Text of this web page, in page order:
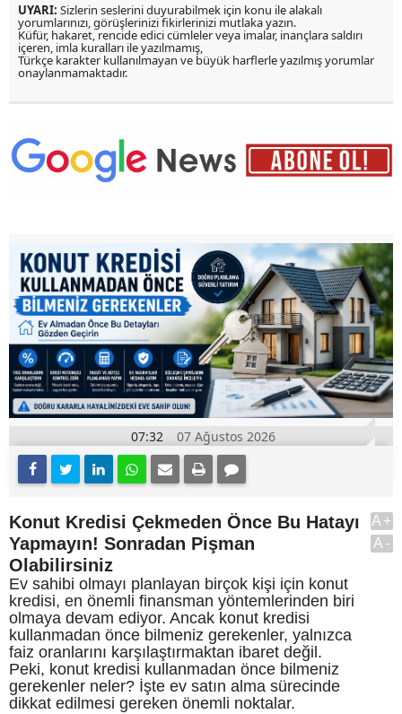
UYARI: Sizlerin seslerini duyurabilmek için konu ile alakalı
yorumlarınızı, görüşlerinizi fikirlerinizi mutlaka yazın.
Küfür, hakaret, rencide edici cümleler veya imalar, inançlara saldırı
içeren, imla kuralları ile yazılmamış,
Türkçe karakter kullanılmayan ve büyük harflerle yazılmış yorumlar
onaylanmamaktadır.
07:32 07 Ağustos 2026
Konut Kredisi Çekmeden Önce Bu Hatayı
Yapmayın! Sonradan Pişman
Olabilirsiniz
Ev sahibi olmayı planlayan birçok kişi için konut
kredisi, en önemli finansman yöntemlerinden biri
olmaya devam ediyor. Ancak konut kredisi
kullanmadan önce bilmeniz gerekenler, yalnızca
faiz oranlarını karşılaştırmaktan ibaret değil.
Peki, konut kredisi kullanmadan önce bilmeniz
gerekenler neler? İşte ev satın alma sürecinde
dikkat edilmesi gereken önemli noktalar.
A+
A-